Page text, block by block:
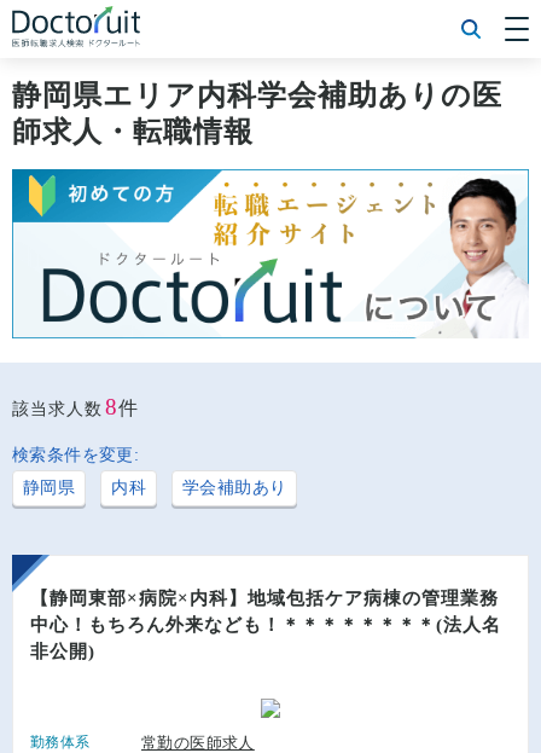
[常勤] 科目から探す
[常勤] 特徴から探す
[非常勤] エリアから探す
[非常勤] 科目から探す
Doctoruit医師転職特集
Doctoruitについて
運営者情報
プライバシーポリシー
静岡県エリア内科学会補助ありの医
師求人・転職情報
該当求人数 8件
検索条件を変更:
静岡県
内科 学会補助あり
【静岡東部×病院×内科】地域包括ケア病棟の管理業務
中心！もちろん外来なども！＊＊＊＊＊＊＊＊(法人名
非公開)
勤務体系 常勤の医師求人